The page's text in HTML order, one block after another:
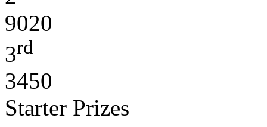
9020
3rd
3450
Starter Prizes